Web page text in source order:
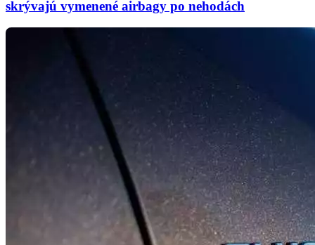
skrývajú vymenené airbagy po nehodách